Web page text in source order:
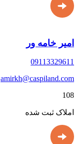
امیر خامه ور
09113329611
amirkh@caspiland.com
108
املاک ثبت شده